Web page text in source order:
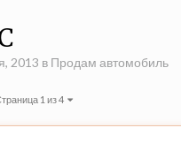
2013 в Продам автомобиль
1 из 4